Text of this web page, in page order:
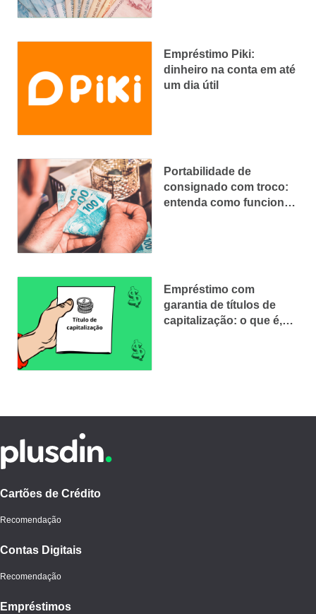
Empréstimo Piki:
dinheiro na conta em até
um dia útil
Portabilidade de
consignado com troco:
entenda como funciona
Empréstimo com
garantia de títulos de
capitalização: o que é,
Cartões de Crédito
Recomendação
Contas Digitais
Recomendação
Empréstimos